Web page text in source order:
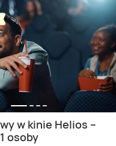
w kinie Helios –
osoby